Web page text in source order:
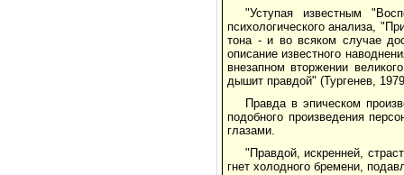
"Уступая известным
психологического анализа,
тона - и во всяком случае
описание известного
внезапном вторжении
дышит правдой" (Тургенев,
Правда в эпическом
подобного произведения
глазами.
"Правдой, искренней,
гнет холодного бремени,